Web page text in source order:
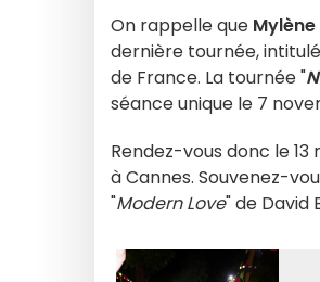
On rappelle que
dernière tournée,
de France. La tournée "
séance unique le 7
Rendez-vous donc le
à Cannes. Souvenez-
"Modern Love" de David